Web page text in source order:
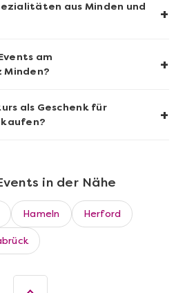
kulinarisch – Die
aus Minden und
+
am
Minden?
+
als Geschenk für
+
in der Nähe
Hameln Herford